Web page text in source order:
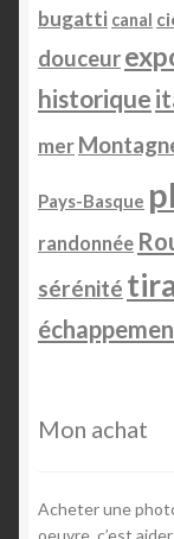
bugatti canal
douceur
historique
mer
Pays-Basque
randonnée
sérénité
Mon achat
Acheter une
oeuvre, c’est